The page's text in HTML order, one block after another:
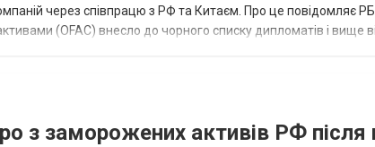
через співпрацю з РФ та Китаєм. Про це повідомляє
(OFAC) внесло до чорного списку дипломатів і вище
з заморожених активів РФ після